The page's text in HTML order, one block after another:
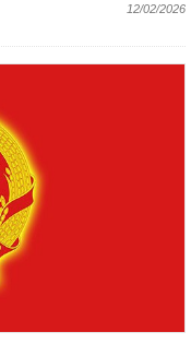
12/02/2026